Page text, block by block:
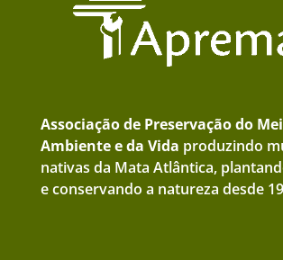
Associação de Preservação do
Ambiente e da Vida produzindo
nativas da Mata Atlântica,
e conservando a natureza desde